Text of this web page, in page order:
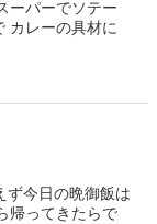
ーパーでソテー
カレーの具材に
ず今日の晩御飯は
帰ってきたらで